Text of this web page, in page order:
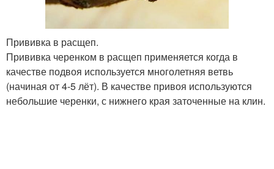
Прививка в расщеп.
Прививка черенком в расщеп применяется когда в
качестве подвоя используется многолетняя ветвь
(начиная от 4-5 лёт). В качестве привоя используются
небольшие черенки, с нижнего края заточенные на клин.